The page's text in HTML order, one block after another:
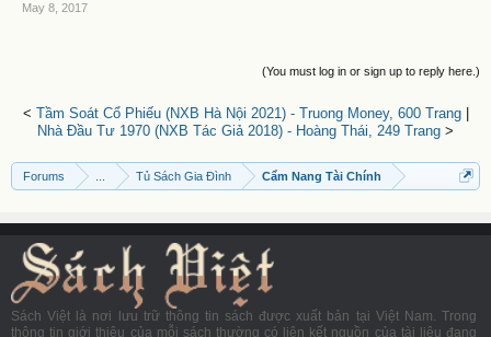
May 8, 2017
(You must log in or sign up to reply here.)
< Tầm Soát Cổ Phiếu (NXB Hà Nội 2021) - Truong Money, 600 Trang|
Nhà Đầu Tư 1970 (NXB Tác Giả 2018) - Hoàng Thái, 249 Trang >
Forums Tủ Sách Gia Đình Cẩm Nang Tài Chính
Sách Việt là nơi lưu trữ thông tin sách được xuất bản tại Việt Nam. Trong
thông tin giới thiệu của mỗi sách thường có liên kết nguồn của tài liệu đang